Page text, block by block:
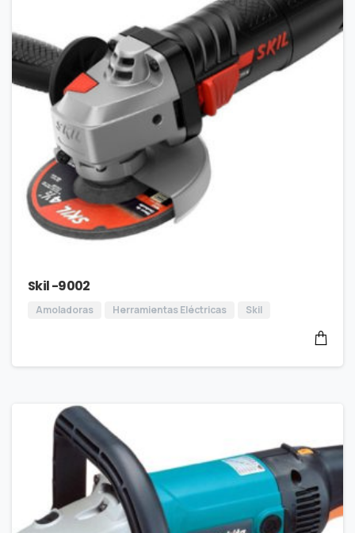
Skil -9002
Amoladoras Herramientas Eléctricas Skil